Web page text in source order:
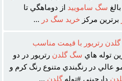
سگ ساموييد از دوماهگي تا
برترين مرکز خريد سگ در ...
گلدن رتريور با قيمت مناسب
توله هاي سگ گلدن رتريور در دو
عالي در رنگبندي متنوع رنگ کرم و
دارچيني #تولهگلدن ...